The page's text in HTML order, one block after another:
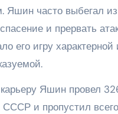
Яшин часто выбегал
и прервать
его игру характерной
Яшин провел
и пропустил